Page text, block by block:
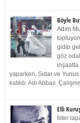
Böyle
Adım
gidip
göz
inşaatta
yaparken, Sidar ve Yunus
katıldı. Adı Abbas.
Elli
İster